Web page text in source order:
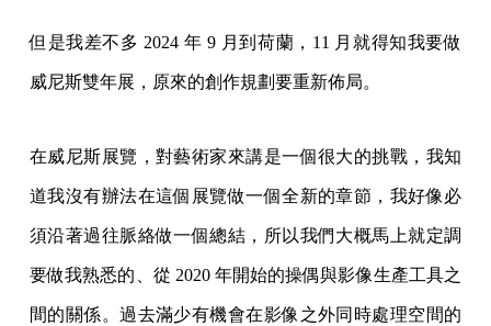
但是我差不多 2024 年 9 月到荷蘭，11 月就得知我要做
威尼斯雙年展，原來的創作規劃要重新佈局。
在威尼斯展覽，對藝術家來講是一個很大的挑戰，我知
道我沒有辦法在這個展覽做一個全新的章節，我好像必
須沿著過往脈絡做一個總結，所以我們大概馬上就定調
要做我熟悉的、從 2020 年開始的操偶與影像生產工具之
間的關係。過去滿少有機會在影像之外同時處理空間的